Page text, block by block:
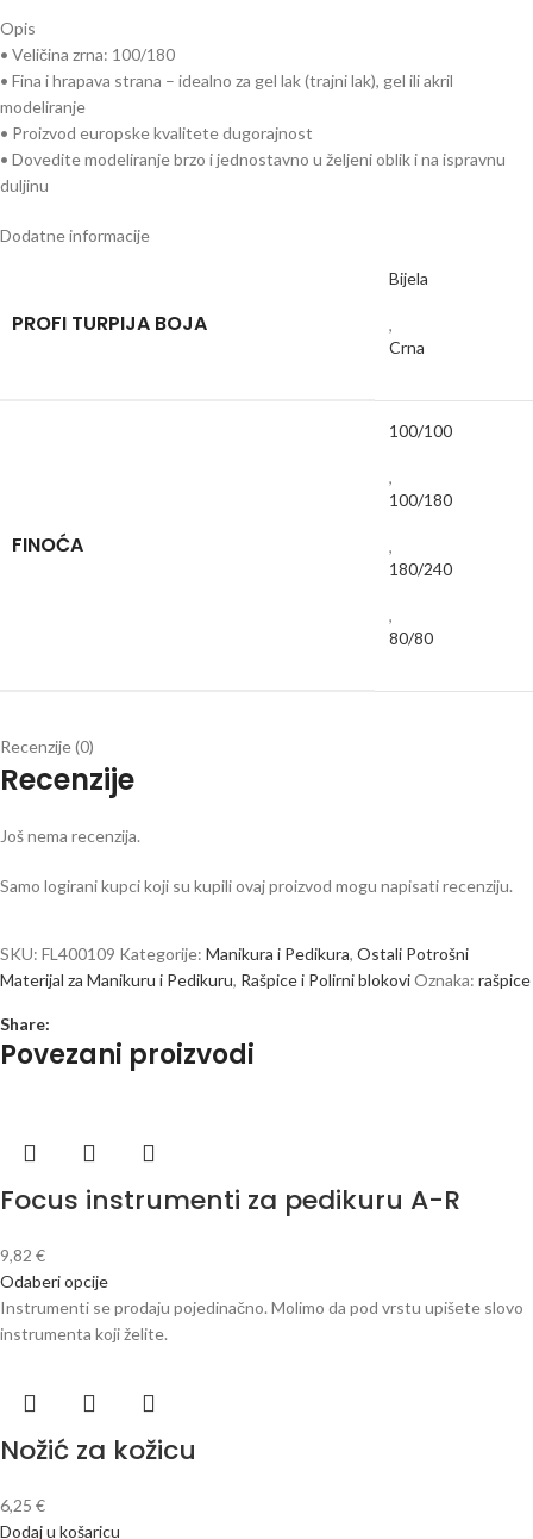
Opis
• Veličina zrna: 100/180
• Fina i hrapava strana – idealno za gel lak (trajni lak), gel ili akril
modeliranje
• Proizvod europske kvalitete dugorajnost
• Dovedite modeliranje brzo i jednostavno u željeni oblik i na ispravnu
duljinu
Dodatne informacije
PROFI TURPIJA BOJA
Bijela
,
Crna
FINOĆA
100/100
,
100/180
,
180/240
,
80/80
Recenzije (0)
Recenzije
Još nema recenzija.
Samo logirani kupci koji su kupili ovaj proizvod mogu napisati recenziju.
SKU: FL400109 Kategorije: Manikura i Pedikura, Ostali Potrošni
Materijal za Manikuru i Pedikuru, Rašpice i Polirni blokoviOznaka: rašpice
Share:
Povezani proizvodi
Focus instrumenti za pedikuru A-R
9,82 €
Odaberi opcije
Instrumenti se prodaju pojedinačno. Molimo da pod vrstu upišete slovo
instrumenta koji želite.
Nožić za kožicu
6,25 €
Dodaj u košaricu